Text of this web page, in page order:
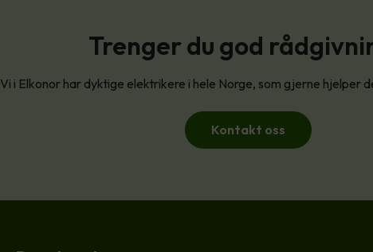
Trenger du god
Vi i Elkonor har dyktige elektrikere i hele Norge, som gjerne hjelper
Kontakt oss